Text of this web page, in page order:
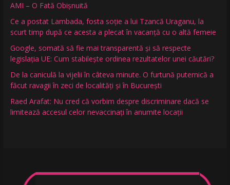
AMI – O Fată Obişnuită
Ce a postat Lambada, fosta soție a lui Tzancă Uraganu, la
scurt timp după ce acesta a plecat în vacanță cu o altă femeie
Google, somată să fie mai transparentă și să respecte
legislația UE: Cum stabilește ordinea rezultatelor unei căutări?
De la caniculă la vijelii în câteva minute. O furtună puternică a
făcut ravagii în zeci de localități și în București
Raed Arafat: Nu cred că vorbim despre discriminare dacă se
limitează accesul celor nevaccinați în anumite locații